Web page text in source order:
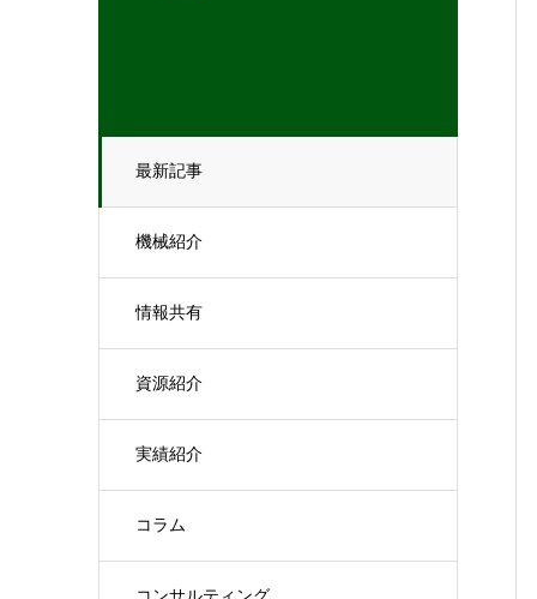
最新記事
機械紹介
情報共有
資源紹介
実績紹介
コラム